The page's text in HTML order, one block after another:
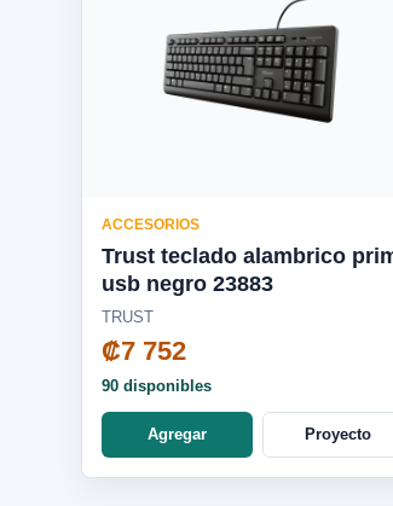
ACCESORIOS
Trust teclado alambrico primo
usb negro 23883
TRUST
₡7 752
90 disponibles
Agregar Proyecto